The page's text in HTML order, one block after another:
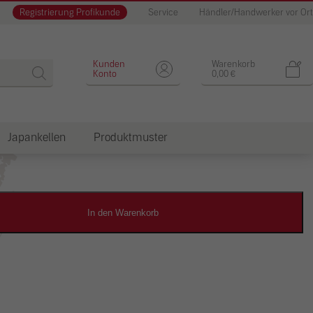
Registrierung Profikunde Service Händler/Handwerker vor Ort
Warenkorb
0,00 €
Kunden
Konto
Japankellen Produktmuster
Designputz
In den Warenkorb